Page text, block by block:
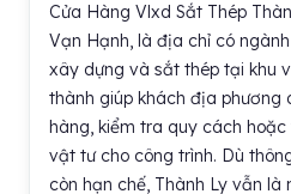
Cửa Hàng Vlxd Sắt Thép
Vạn Hạnh, là địa chỉ có
xây dựng và sắt thép tại khu
thành giúp khách địa phương
hàng, kiểm tra quy cách
vật tư cho công trình. Dù
còn hạn chế, Thành Ly vẫn